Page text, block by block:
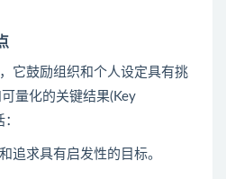
它鼓励组织和个人设定具有挑
量化的关键结果(Key
追求具有启发性的目标。